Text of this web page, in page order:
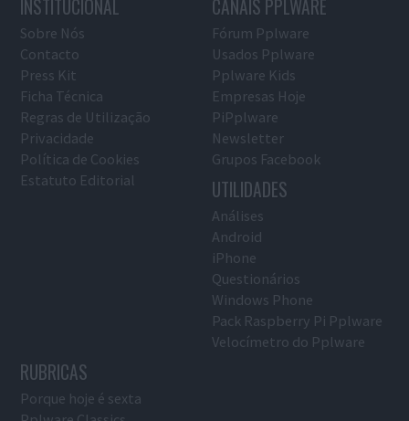
INSTITUCIONAL
Sobre Nós
Contacto
Press Kit
Ficha Técnica
Regras de Utilização
Privacidade
Política de Cookies
Estatuto Editorial
CANAIS PPLWARE
Fórum Pplware
Usados Pplware
Pplware Kids
Empresas Hoje
PiPplware
Newsletter
Grupos Facebook
UTILIDADES
Análises
Android
iPhone
Questionários
Windows Phone
Pack Raspberry Pi Pplware
Velocímetro do Pplware
RUBRICAS
Porque hoje é sexta